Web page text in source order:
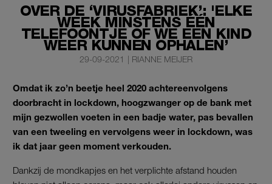
OVER DE ‘VIRUSFABRIEK’: 'ELKE
WEEK MINSTENS ÉÉN
TELEFOONTJE OF WE EEN KIND
WEER KUNNEN OPHALEN’
29-09-2021 | RIANNE MEIJER
Omdat ik zo’n beetje heel 2020 achtereenvolgens
doorbracht in lockdown, hoogzwanger op de bank met
mijn gezwollen voeten in een badje water, pas bevallen
van een tweeling en vervolgens weer in lockdown, was
ik dat jaar geen moment verkouden.
Dankzij de mondkapjes en het verplichte afstand houden